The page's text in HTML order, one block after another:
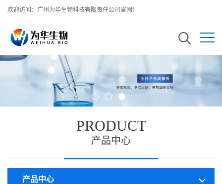
欢迎访问：广州为华生物科技有限责任公司官网！
PRODUCT
产品中心
产品中心